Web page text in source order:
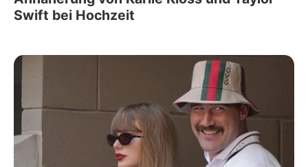
Swift bei Hochzeit